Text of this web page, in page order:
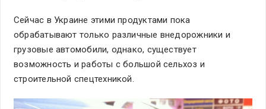
Сейчас в Украине этими продуктами пока
обрабатывают только различные внедорожники и
грузовые автомобили, однако, существует
возможность и работы с большой сельхоз и
строительной спецтехникой.